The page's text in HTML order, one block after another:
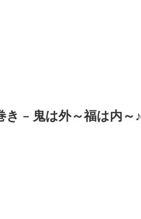
– 鬼は外～福は内～♪